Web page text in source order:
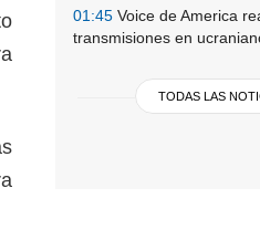
01:45 Voice de America
transmisiones en
TODAS LAS